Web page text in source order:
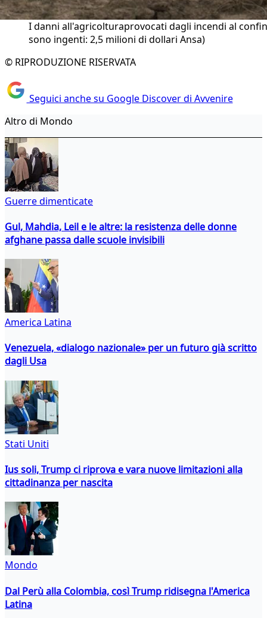
I danni all'agricolturaprovocati dagli incendi al
sono ingenti: 2,5 milioni di dollari Ansa)
© RIPRODUZIONE RISERVATA
Seguici anche su Google Discover di Avvenire
Altro di Mondo
Guerre dimenticate
Gul, Mahdia, Leil e le altre: la resistenza delle donne
afghane passa dalle scuole invisibili
America Latina
Venezuela, «dialogo nazionale» per un futuro già scritto
dagli Usa
Stati Uniti
Ius soli, Trump ci riprova e vara nuove limitazioni alla
cittadinanza per nascita
Mondo
Dal Perù alla Colombia, così Trump ridisegna l'America
Latina